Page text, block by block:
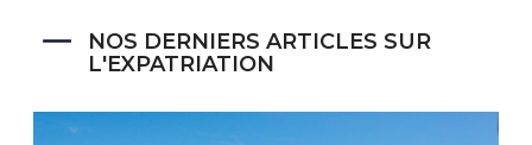
NOS DERNIERS ARTICLES SUR
L'EXPATRIATION